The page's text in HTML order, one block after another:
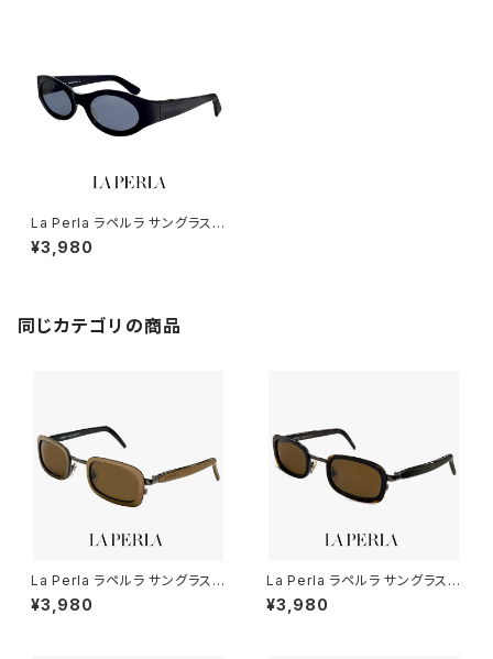
La Perla ラペルラ サングラス s
pe003 700 オーバル 型 レデ
ィース メンズ ユニセックスモデ
¥3,980
同じカテゴリの商品
La Perla ラペルラ サングラス s
pe503-t27 レディース メンズ
ユニセックスモデル スクエア 型
¥3,980
La Perla ラペルラ サングラス s
pe503-722 レディース メンズ
ユニセックスモデル スクエア 型
¥3,980